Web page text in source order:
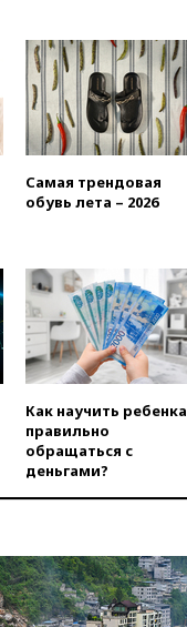
Самая трендовая
обувь лета – 2026
Как научить ребенка
правильно
обращаться с
деньгами?